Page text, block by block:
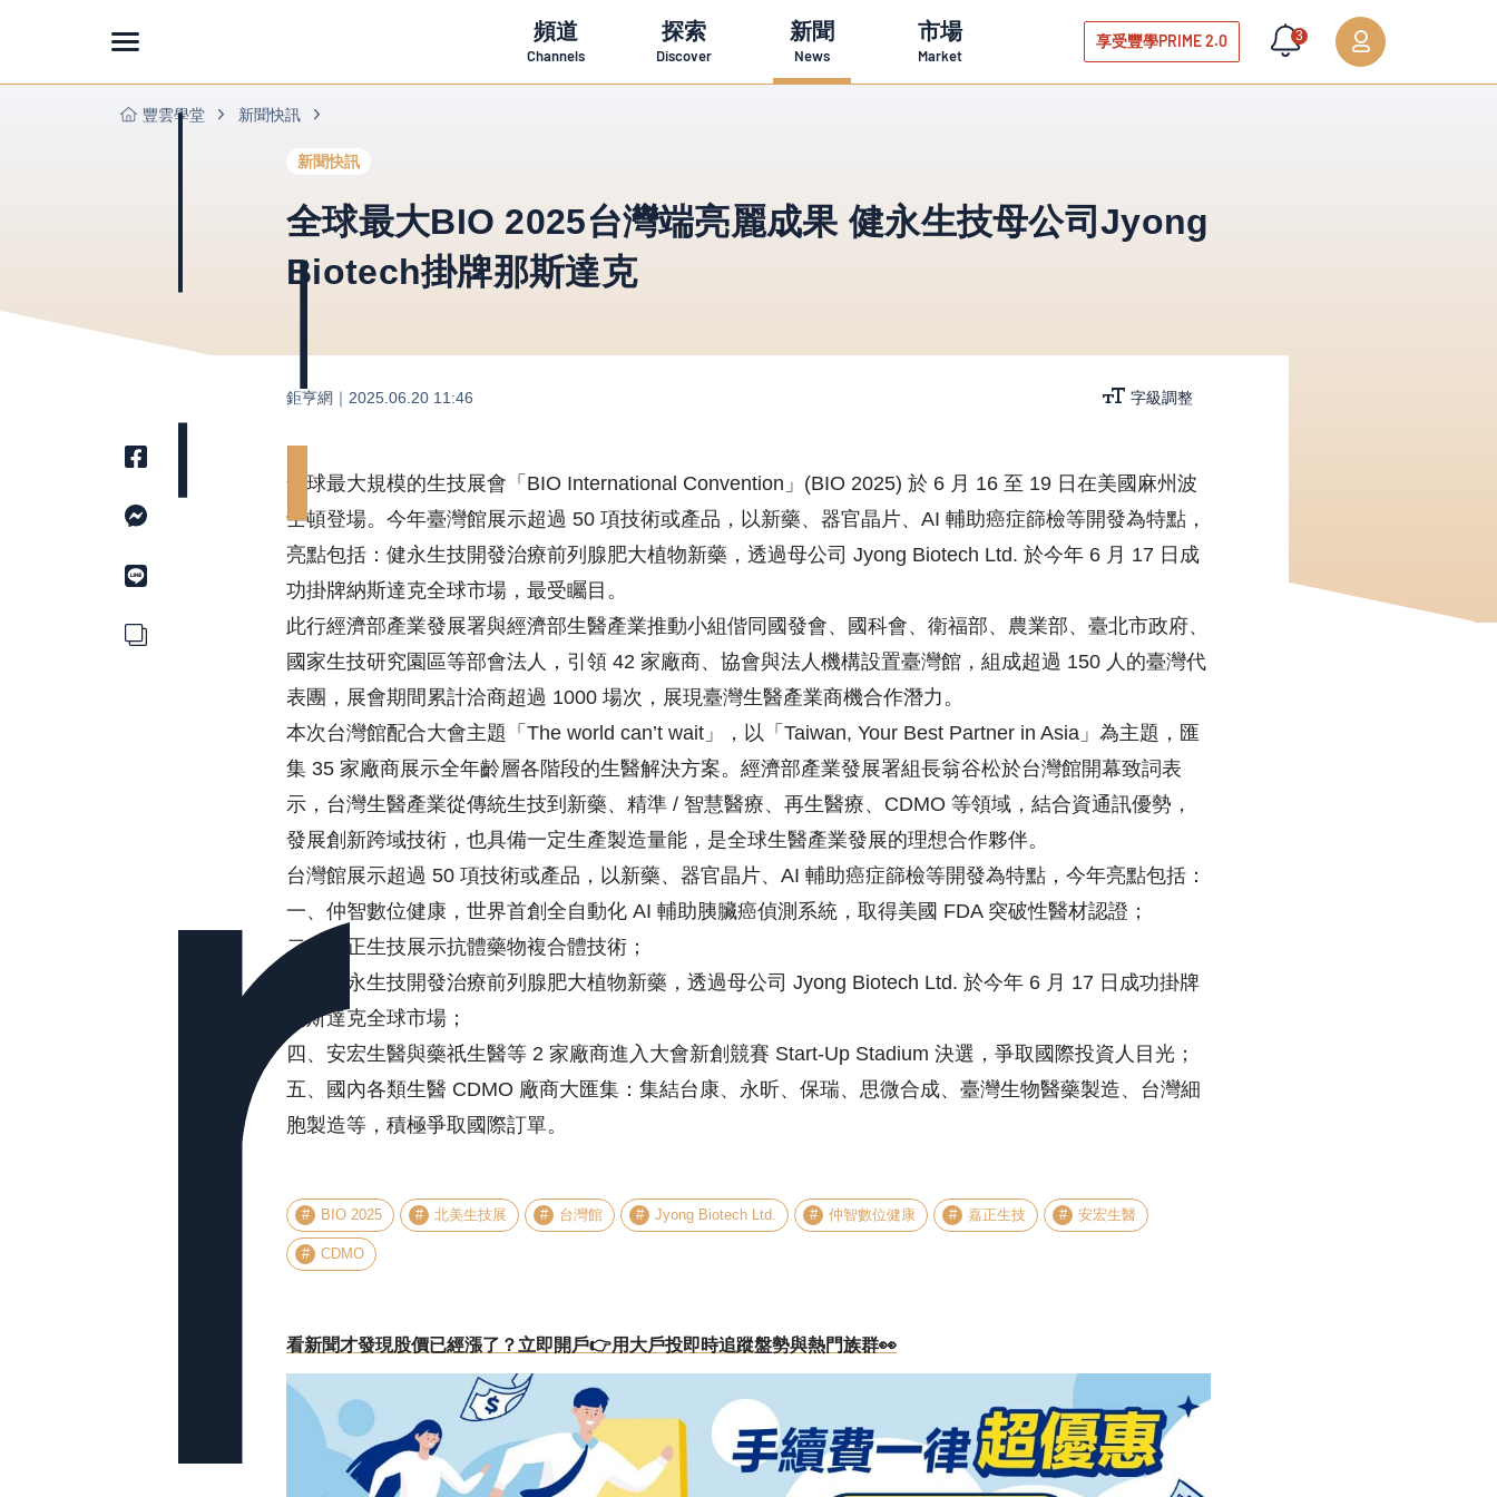
頻道
Channels
探索
Discover
新聞
News
市場
Market
享受豐學PRIME 2.0 3
豐雲學堂 新聞快訊
新聞快訊
全球最大BIO 2025台灣端亮麗成果 健永生技母公司Jyong
Biotech掛牌那斯達克
鉅亨網 ｜ 2025.06.20 11:46 字級調整
全球最大規模的生技展會「BIO International Convention」(BIO 2025) 於 6 月 16 至 19 日在美國麻州波
士頓登場。今年臺灣館展示超過 50 項技術或產品，以新藥、器官晶片、AI 輔助癌症篩檢等開發為特點，
亮點包括：健永生技開發治療前列腺肥大植物新藥，透過母公司 Jyong Biotech Ltd. 於今年 6 月 17 日成
功掛牌納斯達克全球市場，最受矚目。
此行經濟部產業發展署與經濟部生醫產業推動小組偕同國發會、國科會、衛福部、農業部、臺北市政府、
國家生技研究園區等部會法人，引領 42 家廠商、協會與法人機構設置臺灣館，組成超過 150 人的臺灣代
表團，展會期間累計洽商超過 1000 場次，展現臺灣生醫產業商機合作潛力。
本次台灣館配合大會主題「The world can’t wait」，以「Taiwan, Your Best Partner in Asia」為主題，匯
集 35 家廠商展示全年齡層各階段的生醫解決方案。經濟部產業發展署組長翁谷松於台灣館開幕致詞表
示，台灣生醫產業從傳統生技到新藥、精準 / 智慧醫療、再生醫療、CDMO 等領域，結合資通訊優勢，
發展創新跨域技術，也具備一定生產製造量能，是全球生醫產業發展的理想合作夥伴。
台灣館展示超過 50 項技術或產品，以新藥、器官晶片、AI 輔助癌症篩檢等開發為特點，今年亮點包括：
一、仲智數位健康，世界首創全自動化 AI 輔助胰臟癌偵測系統，取得美國 FDA 突破性醫材認證；
二、嘉正生技展示抗體藥物複合體技術；
三、健永生技開發治療前列腺肥大植物新藥，透過母公司 Jyong Biotech Ltd. 於今年 6 月 17 日成功掛牌
納斯達克全球市場；
四、安宏生醫與藥祇生醫等 2 家廠商進入大會新創競賽 Start-Up Stadium 決選，爭取國際投資人目光；
五、國內各類生醫 CDMO 廠商大匯集：集結台康、永昕、保瑞、思微合成、臺灣生物醫藥製造、台灣細
胞製造等，積極爭取國際訂單。
BIO 2025 北美生技展 台灣館 Jyong Biotech Ltd. 仲智數位健康 嘉正生技 安宏生醫
CDMO
看新聞才發現股價已經漲了？立即開戶👉用大戶投即時追蹤盤勢與熱門族群👀